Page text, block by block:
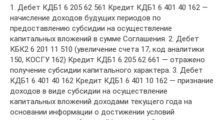
1. Дебет КДБ1 6 205 62 561 Кредит КДБ1 6 401 40 162 —
начисление доходов будущих периодов по
предоставлению субсидии на осуществление
капитальных вложений в сумме Соглашения. 2. Дебет
КБК2 6 201 11 510 (увеличение счета 17, код аналитики
150, КОСГУ 162) Кредит КДБ1 6 205 62 661 — отражено
получение субсидии капитального характера. 3. Дебет
КДБ1 6 401 40 162 Кредит КДБ1 6 401 10 162 — признание
доходов в виде субсидии на осуществление
капитальных вложений доходами текущего года на
основании информации о достижении условий